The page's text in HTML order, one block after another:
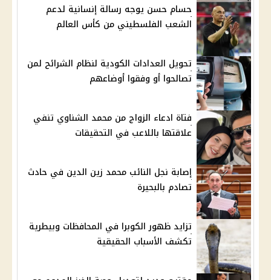
حسام حسن يوجه رسالة إنسانية لدعم
الشعب الفلسطيني من كأس العالم
تحويل العدادات الكودية لنظام الشرائح لمن
تصالحوا أو وفقوا أوضاعهم
فتاة ادعاء الزواج من محمد الشناوي تنفي
علاقتها باللاعب في التحقيقات
إصابة نجل النائب محمد زين الدين في حادث
تصادم بالبحيرة
تزايد ظهور الكوبرا في المحافظات وبيطرية
تكشف الأسباب الحقيقية